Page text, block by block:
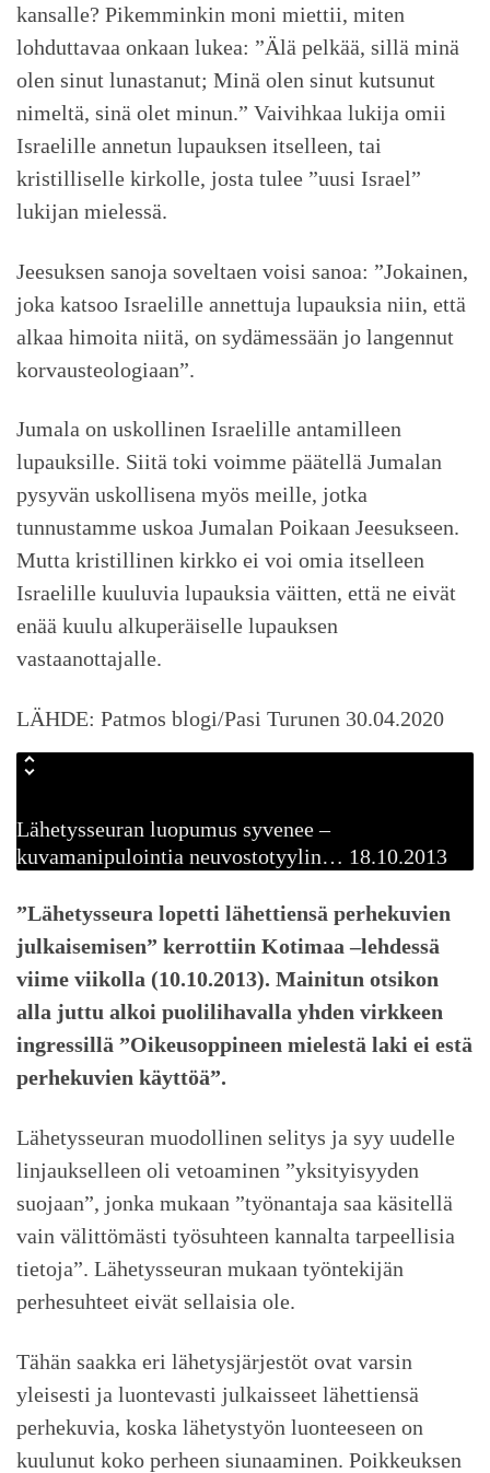
kansalle? Pikemminkin moni miettii, miten
lohduttavaa onkaan lukea: ”Älä pelkää, sillä minä
olen sinut lunastanut; Minä olen sinut kutsunut
nimeltä, sinä olet minun.” Vaivihkaa lukija omii
Israelille annetun lupauksen itselleen, tai
kristilliselle kirkolle, josta tulee ”uusi Israel”
lukijan mielessä.
Jeesuksen sanoja soveltaen voisi sanoa: ”Jokainen,
joka katsoo Israelille annettuja lupauksia niin, että
alkaa himoita niitä, on sydämessään jo langennut
korvausteologiaan”.
Jumala on uskollinen Israelille antamilleen
lupauksille. Siitä toki voimme päätellä Jumalan
pysyvän uskollisena myös meille, jotka
tunnustamme uskoa Jumalan Poikaan Jeesukseen.
Mutta kristillinen kirkko ei voi omia itselleen
Israelille kuuluvia lupauksia väitten, että ne eivät
enää kuulu alkuperäiselle lupauksen
vastaanottajalle.
LÄHDE: Patmos blogi/Pasi Turunen 30.04.2020
Lähetysseuran luopumus syvenee –
kuvamanipulointia neuvostotyylin… 18.10.2013
”Lähetysseura lopetti lähettiensä perhekuvien
julkaisemisen” kerrottiin Kotimaa –lehdessä
viime viikolla (10.10.2013). Mainitun otsikon
alla juttu alkoi puolilihavalla yhden virkkeen
ingressillä ”Oikeusoppineen mielestä laki ei estä
perhekuvien käyttöä”.
Lähetysseuran muodollinen selitys ja syy uudelle
linjaukselleen oli vetoaminen ”yksityisyyden
suojaan”, jonka mukaan ”työnantaja saa käsitellä
vain välittömästi työsuhteen kannalta tarpeellisia
tietoja”. Lähetysseuran mukaan työntekijän
perhesuhteet eivät sellaisia ole.
Tähän saakka eri lähetysjärjestöt ovat varsin
yleisesti ja luontevasti julkaisseet lähettiensä
perhekuvia, koska lähetystyön luonteeseen on
kuulunut koko perheen siunaaminen. Poikkeuksen